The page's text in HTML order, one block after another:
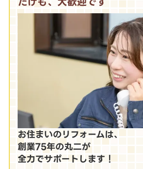
お住まいのリフォームは、
創業75年の丸二が
全力でサポートします！